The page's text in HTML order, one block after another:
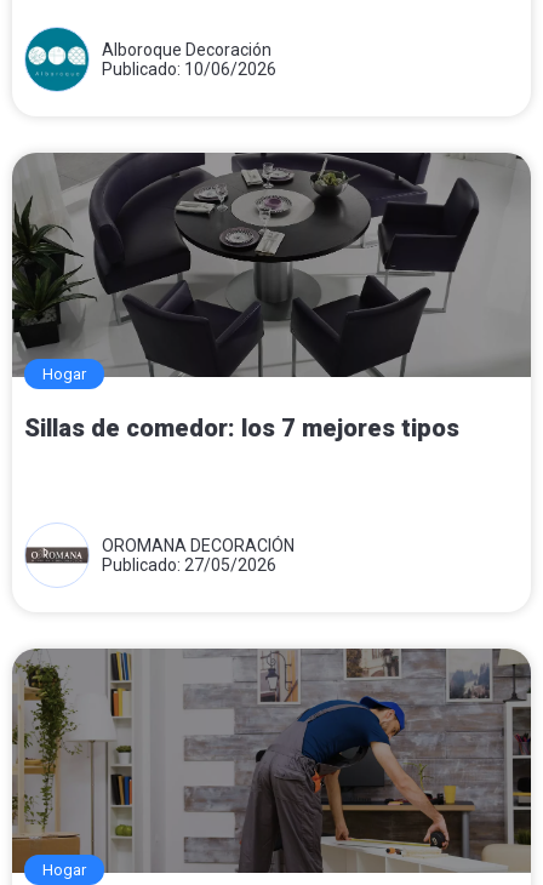
Alboroque Decoración
Publicado: 10/06/2026
Hogar
Sillas de comedor: los 7 mejores tipos
OROMANA DECORACIÓN
Publicado: 27/05/2026
Hogar